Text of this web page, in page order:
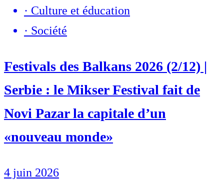
· Culture et éducation
· Société
Festivals des Balkans 2026 (2/12) |
Serbie : le Mikser Festival fait de
Novi Pazar la capitale d’un
«nouveau monde»
4 juin 2026